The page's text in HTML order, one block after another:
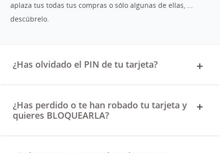
aplaza tus todas tus compras o sólo algunas de ellas, ...
descúbrelo.
¿Has olvidado el PIN de tu tarjeta?
¿Has perdido o te han robado tu tarjeta y
quieres BLOQUEARLA?